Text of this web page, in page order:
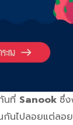
นที่ Sanook ซึ่
กันไปลอยแต่ลอ